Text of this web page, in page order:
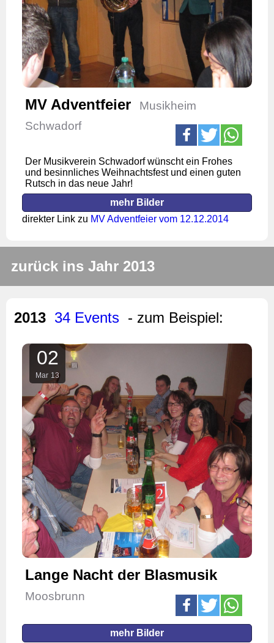
MV Adventfeier
Musikheim
Schwadorf
Der Musikverein Schwadorf wünscht ein Frohes
und besinnliches Weihnachtsfest und einen guten
Rutsch in das neue Jahr!
mehr Bilder
direkter Link zu MV Adventfeier vom 12.12.2014
zurück ins Jahr 2013
2013 34 Events - zum Beispiel:
02
Mar 13
Lange Nacht der Blasmusik
Moosbrunn
mehr Bilder